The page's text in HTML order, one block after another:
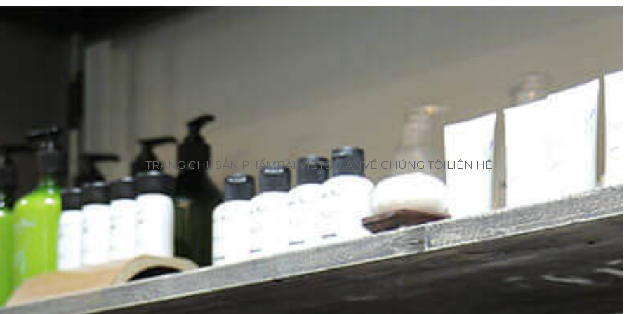
TRANG CHỦSẢN PHẨMBÀI VIẾTDỰ ÁNVỀ CHÚNG TÔILIÊN HỆ